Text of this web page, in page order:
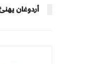
أردوغان